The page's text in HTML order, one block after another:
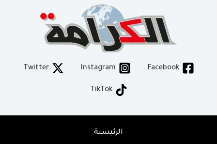
Facebook
Instagram
Twitter
TikTok
الرئيسية